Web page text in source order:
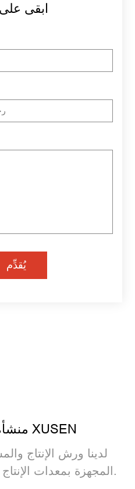
ابقى
يُقدِّم
منشأة التصنيع في XUSEN
لدينا ورش الإنتاج
المجهزة بمعدات الإنتاج الكاملة وفحص الجودة.